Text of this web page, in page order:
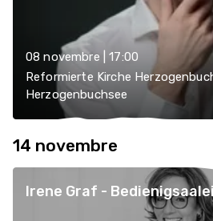
08 novembre | 17:00
Reformierte Kirche
Herzogenbuchsee
14 novembre
Irene Graf -